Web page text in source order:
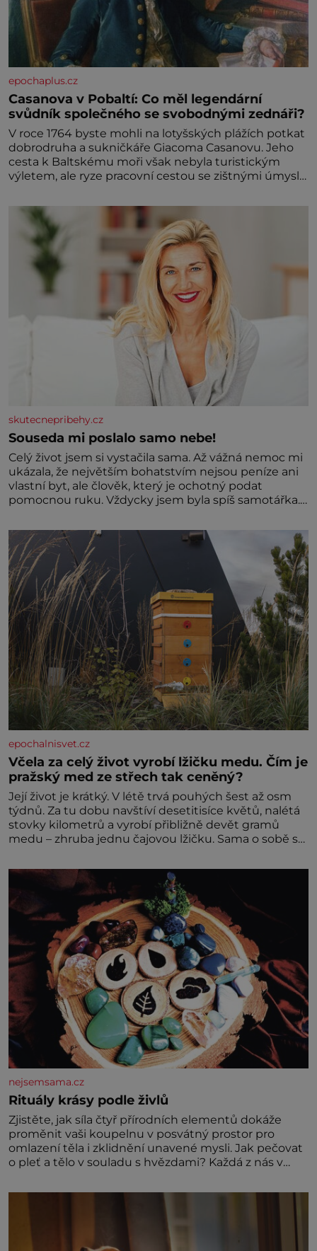
epochaplus.cz
Casanova v Pobaltí: Co měl legendární
svůdník společného se svobodnými zednáři?
V roce 1764 byste mohli na lotyšských plážích potkat
dobrodruha a sukničkáře Giacoma Casanovu. Jeho
cesta k Baltskému moři však nebyla turistickým
výletem, ale ryze pracovní cestou se zištnými úmysly.
procházel uličkami lotyšské Rigy? Casanova v Pobaltí
kontaktoval tamní zednářské lóže. Nebyl v této
oblasti žádným nováčkem, protože do zednářské
skutecnepribehy.cz
Souseda mi poslalo samo nebe!
Celý život jsem si vystačila sama. Až vážná nemoc mi
ukázala, že největším bohatstvím nejsou peníze ani
vlastní byt, ale člověk, který je ochotný podat
pomocnou ruku. Vždycky jsem byla spíš samotářka.
ani partnera. Stačily mi knihy, práce a hlavně klid.
Hned po studiích jsem odešla z rodného města,
epochalnisvet.cz
Včela za celý život vyrobí lžičku medu. Čím je
pražský med ze střech tak ceněný?
Její život je krátký. V létě trvá pouhých šest až osm
týdnů. Za tu dobu navštíví desetitisíce květů, nalétá
stovky kilometrů a vyrobí přibližně devět gramů
medu – zhruba jednu čajovou lžičku. Sama o sobě se
dalšími desítkami tisíc příslušnic svého včelstva,
vznikne jeden z nejdokonalejších organismů
nejsemsama.cz
Rituály krásy podle živlů
Zjistěte, jak síla čtyř přírodních elementů dokáže
proměnit vaši koupelnu v posvátný prostor pro
omlazení těla i zklidnění unavené mysli. Jak pečovat
o pleť a tělo v souladu s hvězdami? Každá z nás v
naší povaze, ale i v potřebách naší pokožky. Ohnivá
znamení Ženy narozené ve znamení Berana, Lva a
Střelce v sobě nesou žár, odvahu a neutuchající elán.